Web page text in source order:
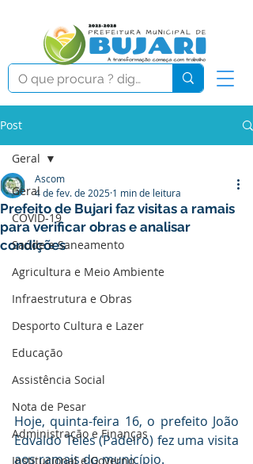
Post
Geral
COVID-19
Saúde e Saneamento
Agricultura e Meio Ambiente
Infraestrutura e Obras
Desporto Cultura e Lazer
Educação
Assistência Social
Nota de Pesar
Administração e Finanças
Institucional e Governo
Geral
Prefeito de Bujari faz visitas a ramais
para verificar obras e analisar
condições
Ascom
4 de fev. de 2025 1 min de leitura
Hoje, quinta-feira 16, o prefeito João
Edvaldo Teles (Padeiro) fez uma visita
aos ramais do município.